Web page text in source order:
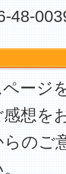
48-
ージ
想を
のご